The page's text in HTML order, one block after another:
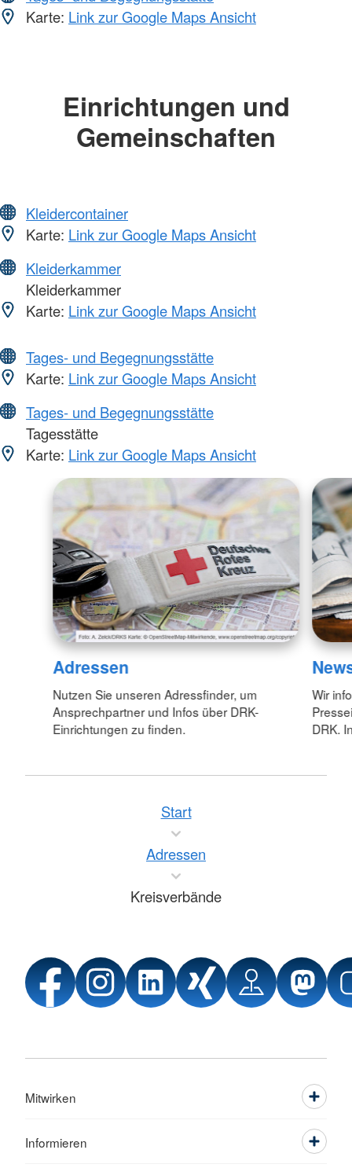
Karte: Link zur Google Maps Ansicht
Einrichtungen und
Gemeinschaften
Kleidercontainer
Karte: Link zur Google Maps Ansicht
Kleiderkammer
Kleiderkammer
Karte: Link zur Google Maps Ansicht
Tages- und Begegnungsstätte
Karte: Link zur Google Maps Ansicht
Tages- und Begegnungsstätte
Tagesstätte
Karte: Link zur Google Maps Ansicht
Adressen
Nutzen Sie unseren Adressfinder, um
Ansprechpartner und Infos über DRK-
Einrichtungen zu finden.
Wir
DRK.
Start
Adressen
Kreisverbände
Mitwirken
Informieren